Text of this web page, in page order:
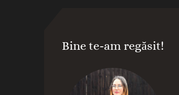
Bine te-am regăsit!